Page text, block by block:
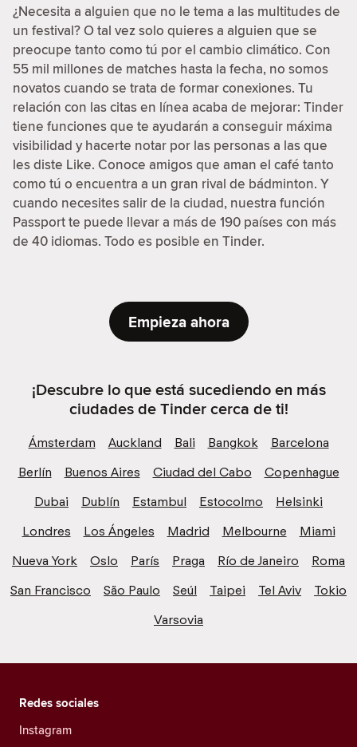
¿Necesita a alguien que no le tema a las multitudes de
un festival? O tal vez solo quieres a alguien que se
preocupe tanto como tú por el cambio climático. Con
55 mil millones de matches hasta la fecha, no somos
novatos cuando se trata de formar conexiones. Tu
relación con las citas en línea acaba de mejorar: Tinder
tiene funciones que te ayudarán a conseguir máxima
visibilidad y hacerte notar por las personas a las que
les diste Like. Conoce amigos que aman el café tanto
como tú o encuentra a un gran rival de bádminton. Y
cuando necesites salir de la ciudad, nuestra función
Passport te puede llevar a más de 190 países con más
de 40 idiomas. Todo es posible en Tinder.
Empieza ahora
¡Descubre lo que está sucediendo en más
ciudades de Tinder cerca de ti!
Ámsterdam Auckland Bali Bangkok
Barcelona
Berlín
Buenos Aires Ciudad del Cabo
Copenhague
Dubai
Dublín Estambul Estocolmo
Helsinki
Londres
Los Ángeles Madrid Melbourne
Miami
Nueva York
Oslo París Praga Río de Janeiro
Roma
San Francisco
São Paulo Seúl Taipei Tel Aviv
Tokio
Varsovia
Redes sociales
Instagram